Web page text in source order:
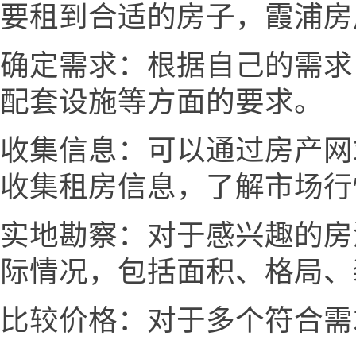
要租到合适的房子，霞浦
确定需求：根据自己的需
配套设施等方面的要求。
收集信息：可以通过房产
收集租房信息，了解市场
实地勘察：对于感兴趣的
际情况，包括面积、格局
比较价格：对于多个符合